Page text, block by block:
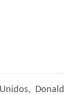
Donald